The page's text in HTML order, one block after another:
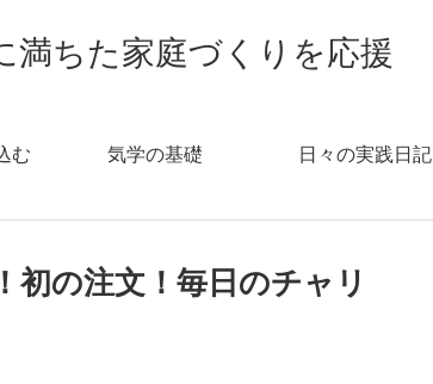
満ちた家庭づくりを応援
む 気学の基礎 日々の実践日記
の注文！毎日のチャリ